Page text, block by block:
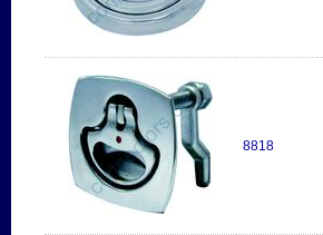
8818